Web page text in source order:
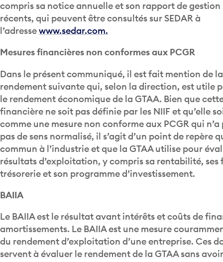
récents, qui peuvent être consultés sur SEDAR à
l’adressewww.sedar.com.
rendement suivante qui, selon la direction, est utile
le rendement économique de la GTAA. Bien que
financière ne soit pas définie par les NIIF et qu’elle
comme une mesure non conforme aux PCGR qui
pas de sens normalisé, il s’agit d’un point de repère
commun à l’industrie et que la GTAA utilise pour
résultats d’exploitation, y compris sa rentabilité, ses
trésorerie et son programme d’investissement.
amortissements. Le BAIIA est une mesure
du rendement d’exploitation d’une entreprise. Ces
servent à évaluer le rendement de la GTAA sans
compte des décisions financières et comptables.